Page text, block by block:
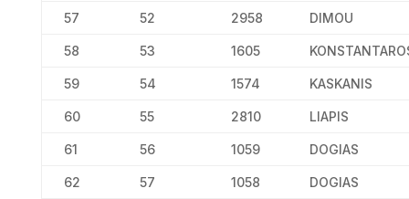
57 52 2958 DIMOU
58 53 1605
59 54 1574 KASKANIS
60 55 2810 LIAPIS
61 56 1059 DOGIAS
62 57 1058 DOGIAS